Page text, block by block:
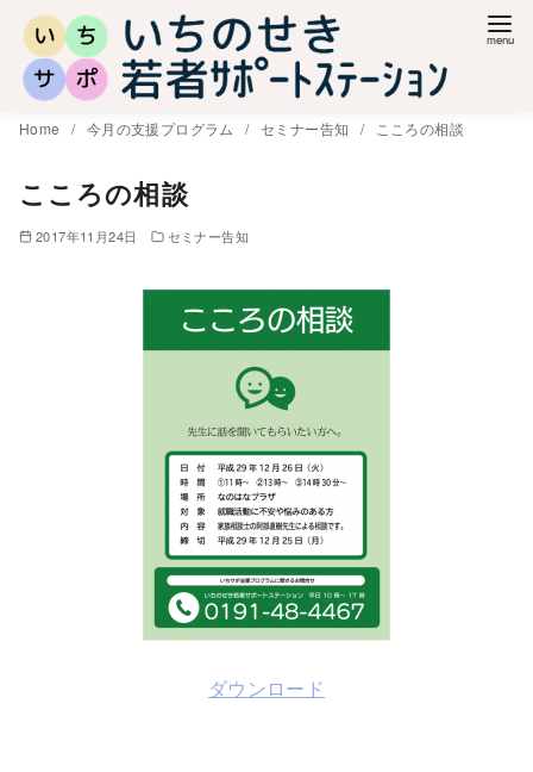
Home 今月の支援プログラム セミナー告知 こころの相談
こころの相談
2017年11月24日 セミナー告知
ダウンロード